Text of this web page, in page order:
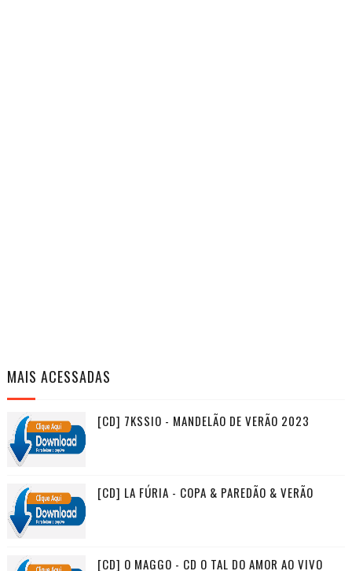
MAIS ACESSADAS
[CD] 7KSSIO - MANDELÃO DE VERÃO 2023
[CD] LA FÚRIA - COPA & PAREDÃO & VERÃO
[CD] O MAGGO - CD O TAL DO AMOR AO VIVO